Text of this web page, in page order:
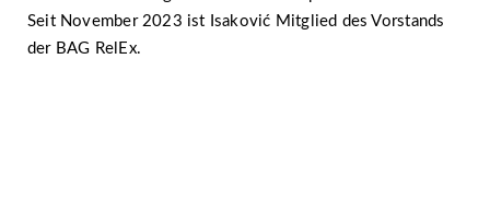
Seit November 2023 ist Isaković Mitglied des Vorstands
der BAG RelEx.